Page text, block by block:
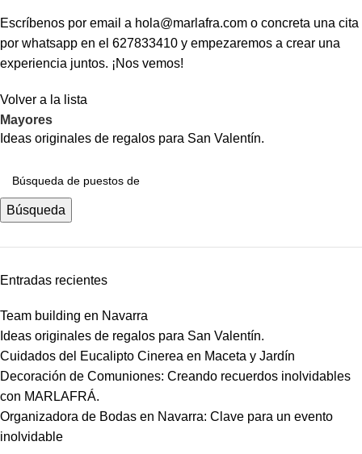
Escríbenos por email a hola@marlafra.com o concreta una cita
por whatsapp en el 627833410 y empezaremos a crear una
experiencia juntos. ¡Nos vemos!
Volver a la lista
Mayores
Ideas originales de regalos para San Valentín.
Búsqueda
Entradas recientes
Team building en Navarra
Ideas originales de regalos para San Valentín.
Cuidados del Eucalipto Cinerea en Maceta y Jardín
Decoración de Comuniones: Creando recuerdos inolvidables
con MARLAFRÁ.
Organizadora de Bodas en Navarra: Clave para un evento
inolvidable